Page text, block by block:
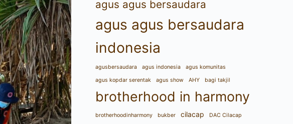
agus agus bersaudara
agus agus bersaudara
indonesia
agusbersaudara agus indonesia
agus komunitas
agus kopdar serentak
agus show AHY bagi takjil
brotherhood in harmony
brotherhoodinharmony bukber cilacap
DAC Cilacap